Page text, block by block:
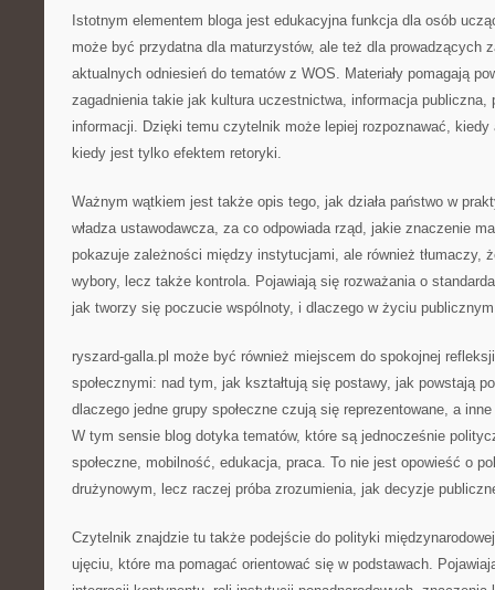
Istotnym elementem bloga jest edukacyjna funkcja dla osób
może być przydatna dla maturzystów, ale też dla prowadzących
aktualnych odniesień do tematów z WOS. Materiały pomagają
zagadnienia takie jak kultura uczestnictwa, informacja publiczna,
informacji. Dzięki temu czytelnik może lepiej rozpoznawać, kiedy
kiedy jest tylko efektem retoryki.
Ważnym wątkiem jest także opis tego, jak działa państwo w
władza ustawodawcza, za co odpowiada rząd, jakie znaczenie
pokazuje zależności między instytucjami, ale również tłumaczy,
wybory, lecz także kontrola. Pojawiają się rozważania o
jak tworzy się poczucie wspólnoty, i dlaczego w życiu
ryszard-galla.pl może być również miejscem do spokojnej
społecznymi: nad tym, jak kształtują się postawy, jak powstają
dlaczego jedne grupy społeczne czują się reprezentowane, a
W tym sensie blog dotyka tematów, które są jednocześnie
społeczne, mobilność, edukacja, praca. To nie jest opowieść o
drużynowym, lecz raczej próba zrozumienia, jak decyzje
Czytelnik znajdzie tu także podejście do polityki
ujęciu, które ma pomagać orientować się w podstawach.